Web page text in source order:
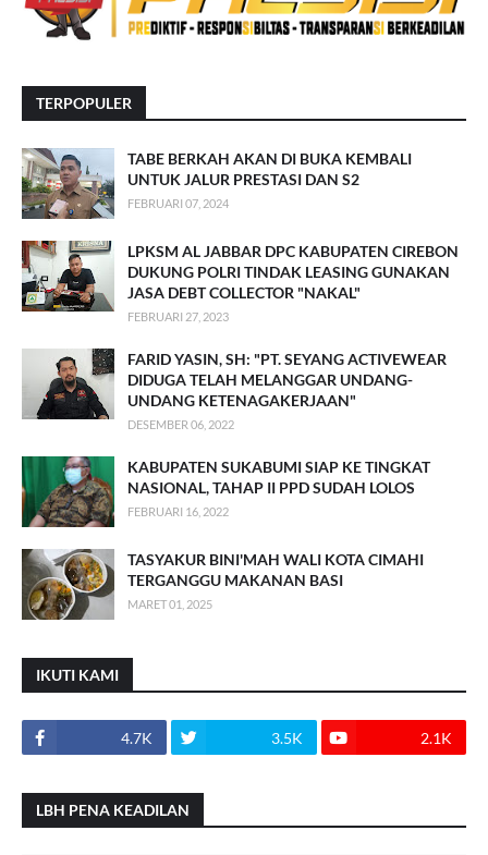
TERPOPULER
TABE BERKAH AKAN DI BUKA KEMBALI
UNTUK JALUR PRESTASI DAN S2
FEBRUARI 07, 2024
LPKSM AL JABBAR DPC KABUPATEN CIREBON
DUKUNG POLRI TINDAK LEASING GUNAKAN
JASA DEBT COLLECTOR "NAKAL"
FEBRUARI 27, 2023
FARID YASIN, SH: "PT. SEYANG ACTIVEWEAR
DIDUGA TELAH MELANGGAR UNDANG-
UNDANG KETENAGAKERJAAN"
DESEMBER 06, 2022
KABUPATEN SUKABUMI SIAP KE TINGKAT
NASIONAL, TAHAP II PPD SUDAH LOLOS
FEBRUARI 16, 2022
TASYAKUR BINI'MAH WALI KOTA CIMAHI
TERGANGGU MAKANAN BASI
MARET 01, 2025
IKUTI KAMI
4.7K 3.5K 2.1K
LBH PENA KEADILAN